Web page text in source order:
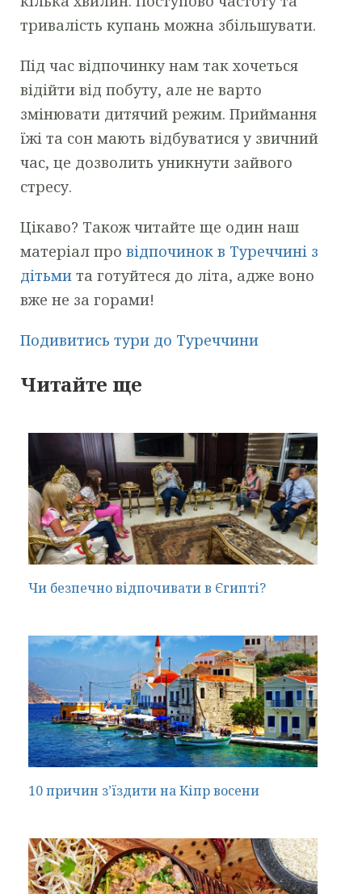
тривалість купань можна збільшувати.
Під час відпочинку нам так хочеться
відійти від побуту, але не варто
змінювати дитячий режим. Приймання
їжі та сон мають відбуватися у звичний
час, це дозволить уникнути зайвого
стресу.
Цікаво? Також читайте ще один наш
матеріал про відпочинок в Туреччині з
дітьми та готуйтеся до літа, адже воно
вже не за горами!
Подивитись тури до Туреччини
Читайте ще
Чи безпечно відпочивати в Єгипті?
10 причин з’їздити на Кіпр восени